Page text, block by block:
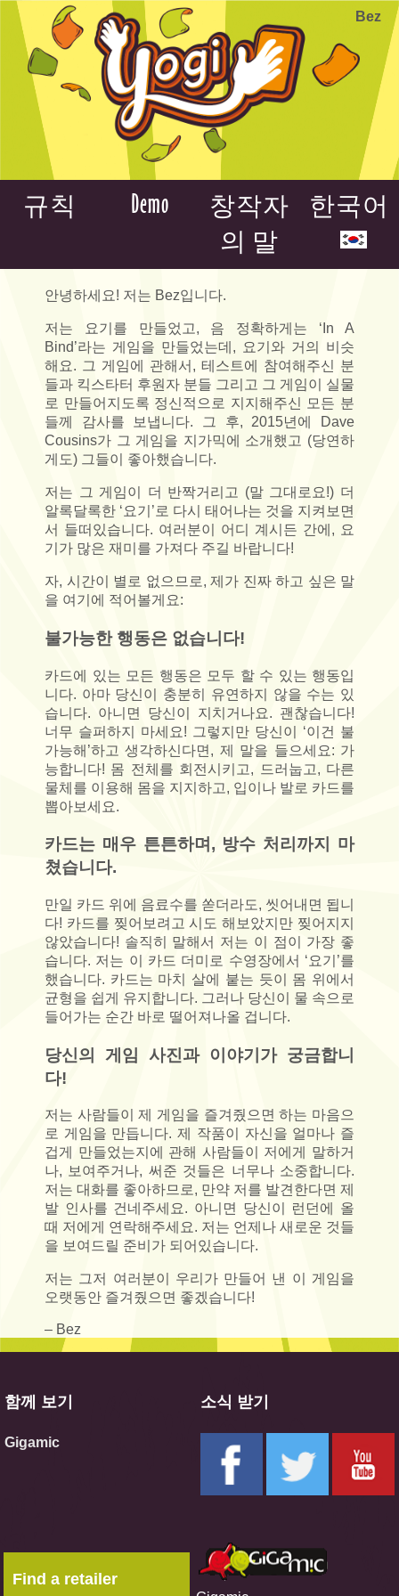
Bez
규칙 Demo
창작자
의 말
한국어
안녕하세요! 저는 Bez입니다.
저는 요기를 만들었고, 음 정확하게는 ‘In A
Bind’라는 게임을 만들었는데, 요기와 거의 비슷
해요. 그 게임에 관해서, 테스트에 참여해주신 분
들과 킥스타터 후원자 분들 그리고 그 게임이 실물
로 만들어지도록 정신적으로 지지해주신 모든 분
들께 감사를 보냅니다. 그 후, 2015년에 Dave
Cousins가 그 게임을 지가믹에 소개했고 (당연하
게도) 그들이 좋아했습니다.
저는 그 게임이 더 반짝거리고 (말 그대로요!) 더
알록달록한 ‘요기’로 다시 태어나는 것을 지켜보면
서 들떠있습니다. 여러분이 어디 계시든 간에, 요
기가 많은 재미를 가져다 주길 바랍니다!
자, 시간이 별로 없으므로, 제가 진짜 하고 싶은 말
을 여기에 적어볼게요:
불가능한 행동은 없습니다!
카드에 있는 모든 행동은 모두 할 수 있는 행동입
니다. 아마 당신이 충분히 유연하지 않을 수는 있
습니다. 아니면 당신이 지치거나요. 괜찮습니다!
너무 슬퍼하지 마세요! 그렇지만 당신이 ‘이건 불
가능해’하고 생각하신다면, 제 말을 들으세요: 가
능합니다! 몸 전체를 회전시키고, 드러눕고, 다른
물체를 이용해 몸을 지지하고, 입이나 발로 카드를
뽑아보세요.
카드는 매우 튼튼하며, 방수 처리까지 마
쳤습니다.
만일 카드 위에 음료수를 쏟더라도, 씻어내면 됩니
다! 카드를 찢어보려고 시도 해보았지만 찢어지지
않았습니다! 솔직히 말해서 저는 이 점이 가장 좋
습니다. 저는 이 카드 더미로 수영장에서 ‘요기’를
했습니다. 카드는 마치 살에 붙는 듯이 몸 위에서
균형을 쉽게 유지합니다. 그러나 당신이 물 속으로
들어가는 순간 바로 떨어져나올 겁니다.
당신의 게임 사진과 이야기가 궁금합니
다!
저는 사람들이 제 게임을 즐겨줬으면 하는 마음으
로 게임을 만듭니다. 제 작품이 자신을 얼마나 즐
겁게 만들었는지에 관해 사람들이 저에게 말하거
나, 보여주거나, 써준 것들은 너무나 소중합니다.
저는 대화를 좋아하므로, 만약 저를 발견한다면 제
발 인사를 건네주세요. 아니면 당신이 런던에 올
때 저에게 연락해주세요. 저는 언제나 새로운 것들
을 보여드릴 준비가 되어있습니다.
저는 그저 여러분이 우리가 만들어 낸 이 게임을
오랫동안 즐겨줬으면 좋겠습니다!
– Bez
함께 보기
Gigamic
소식 받기
Find a retailer